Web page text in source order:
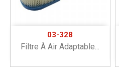
03-328
Filtre À Air Adaptable...